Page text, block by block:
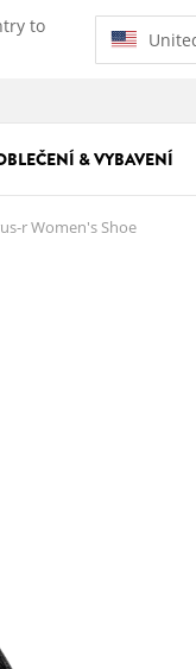
to
& VYBAVENÍ
r Women's Shoe